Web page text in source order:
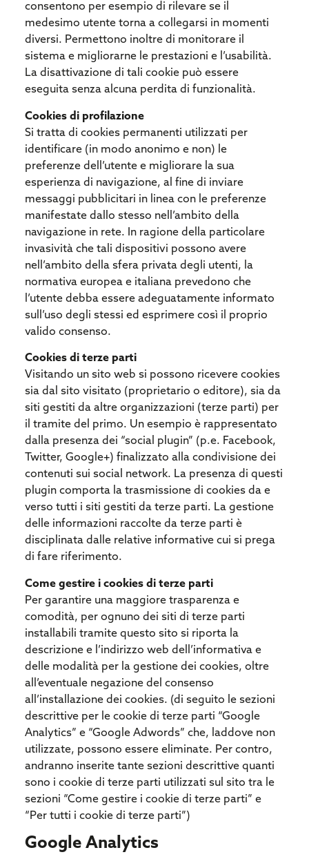
consentono per esempio di rilevare se il
medesimo utente torna a collegarsi in momenti
diversi. Permettono inoltre di monitorare il
sistema e migliorarne le prestazioni e l’usabilità.
La disattivazione di tali cookie può essere
eseguita senza alcuna perdita di funzionalità.
Cookies di profilazione
Si tratta di cookies permanenti utilizzati per
identificare (in modo anonimo e non) le
preferenze dell’utente e migliorare la sua
esperienza di navigazione, al fine di inviare
messaggi pubblicitari in linea con le preferenze
manifestate dallo stesso nell’ambito della
navigazione in rete. In ragione della particolare
invasività che tali dispositivi possono avere
nell’ambito della sfera privata degli utenti, la
normativa europea e italiana prevedono che
l’utente debba essere adeguatamente informato
sull’uso degli stessi ed esprimere così il proprio
valido consenso.
Cookies di terze parti
Visitando un sito web si possono ricevere cookies
sia dal sito visitato (proprietario o editore), sia da
siti gestiti da altre organizzazioni (terze parti) per
il tramite del primo. Un esempio è rappresentato
dalla presenza dei “social plugin” (p.e. Facebook,
Twitter, Google+) finalizzato alla condivisione dei
contenuti sui social network. La presenza di questi
plugin comporta la trasmissione di cookies da e
verso tutti i siti gestiti da terze parti. La gestione
delle informazioni raccolte da terze parti è
disciplinata dalle relative informative cui si prega
di fare riferimento.
Come gestire i cookies di terze parti
Per garantire una maggiore trasparenza e
comodità, per ognuno dei siti di terze parti
installabili tramite questo sito si riporta la
descrizione e l’indirizzo web dell’informativa e
delle modalità per la gestione dei cookies, oltre
all’eventuale negazione del consenso
all’installazione dei cookies. (di seguito le sezioni
descrittive per le cookie di terze parti “Google
Analytics” e “Google Adwords” che, laddove non
utilizzate, possono essere eliminate. Per contro,
andranno inserite tante sezioni descrittive quanti
sono i cookie di terze parti utilizzati sul sito tra le
sezioni “Come gestire i cookie di terze parti” e
“Per tutti i cookie di terze parti”)
Google Analytics